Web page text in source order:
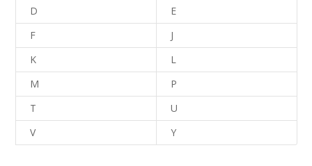
D
E
F
J
K
L
M
P
T
U
V
Y